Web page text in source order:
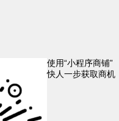
使用“小程序商铺”
快人一步获取商机